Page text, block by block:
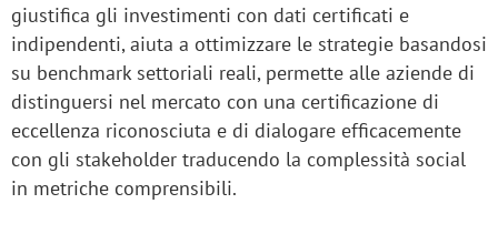
giustifica gli investimenti con dati certificati e
indipendenti, aiuta a ottimizzare le strategie basandosi
su benchmark settoriali reali, permette alle aziende di
distinguersi nel mercato con una certificazione di
eccellenza riconosciuta e di dialogare efficacemente
con gli stakeholder traducendo la complessità social
in metriche comprensibili.